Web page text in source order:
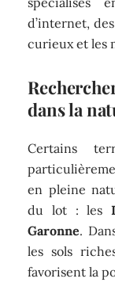
d’internet,
curieux et les
dans la
Certains
en pleine
du lot : les
Garonne.
les sols
favorisent la